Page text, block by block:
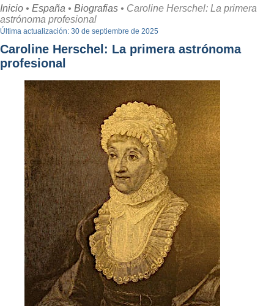
Inicio • España • Biografias • Caroline Herschel: La primera
astrónoma profesional
Última actualización: 30 de septiembre de 2025
Caroline Herschel: La primera astrónoma
profesional